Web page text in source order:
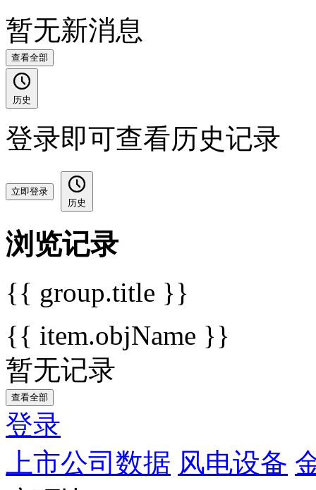
暂无新消息
查看全部
历史
登录即可查看历史记录
立即登录
历史
浏览记录
{{ group.title }}
{{ item.objName }}
暂无记录
查看全部
登录
上市公司数据 风电设备